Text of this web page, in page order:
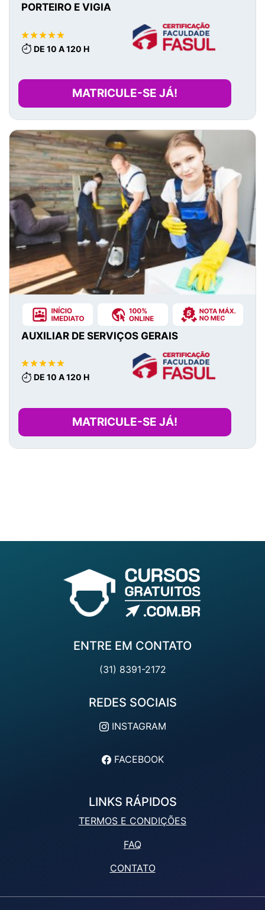
PORTEIRO E VIGIA
DE 10 A 120 H
MATRICULE-SE JÁ!
AUXILIAR DE SERVIÇOS GERAIS
DE 10 A 120 H
MATRICULE-SE JÁ!
ENTRE EM CONTATO
(31) 8391-2172
REDES SOCIAIS
INSTAGRAM
FACEBOOK
LINKS RÁPIDOS
TERMOS E CONDIÇÕES
FAQ
CONTATO